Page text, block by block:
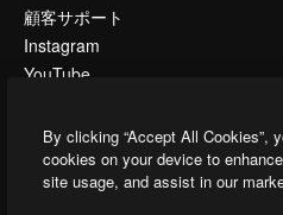
顧客サポート
Instagram
YouTube
TikTok
Discord
By clicking “Accept All Cookies”,
cookies on your device to
site usage, and assist in our